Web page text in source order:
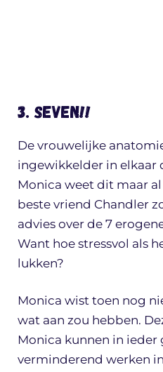
3. SEVEN!!
De vrouwelijke
ingewikkelder in elkaar
Monica weet dit maar
beste vriend Chandler
advies over de 7
Want hoe stressvol als
lukken?
Monica wist toen nog
wat aan zou hebben.
Monica kunnen in ieder
verminderend werken